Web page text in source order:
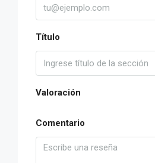
Título
Valoración
Comentario